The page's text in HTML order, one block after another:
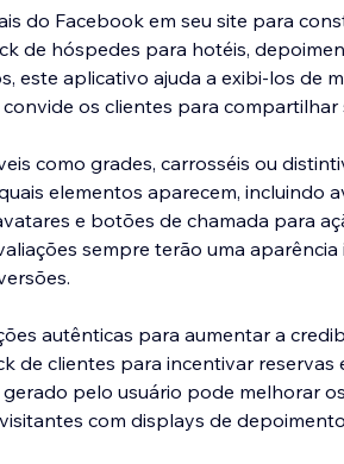
do Facebook em seu site para
de hóspedes para hotéis,
este aplicativo ajuda a exibi-los de
os clientes para compartilhar
como grades, carrosséis ou
elementos aparecem, incluindo
e botões de chamada para
sempre terão uma
autênticas para aumentar a
de clientes para incentivar reservas
pelo usuário pode melhorar
com displays de